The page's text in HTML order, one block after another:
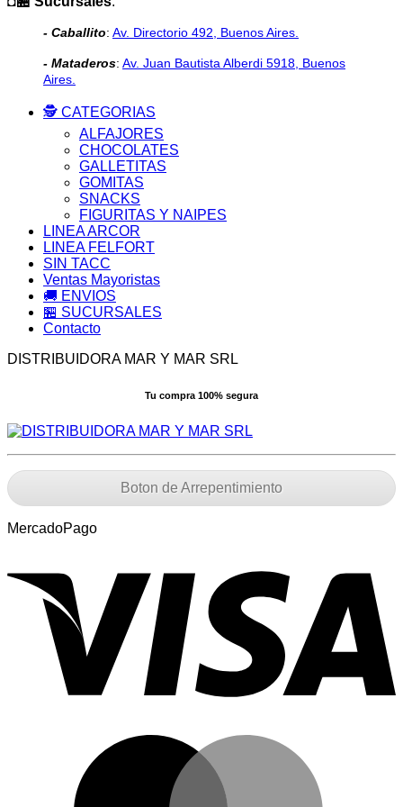
- Caballito: Av. Directorio 492, Buenos Aires.
- Mataderos: Av. Juan Bautista Alberdi 5918, Buenos
Aires.
🕵️ CATEGORIAS
ALFAJORES
CHOCOLATES
GALLETITAS
GOMITAS
SNACKS
FIGURITAS Y NAIPES
LINEA ARCOR
LINEA FELFORT
SIN TACC
Ventas Mayoristas
🚚 ENVIOS
🏪 SUCURSALES
Contacto
DISTRIBUIDORA MAR Y MAR SRL
Tu compra 100% segura
Boton de Arrepentimiento
MercadoPago